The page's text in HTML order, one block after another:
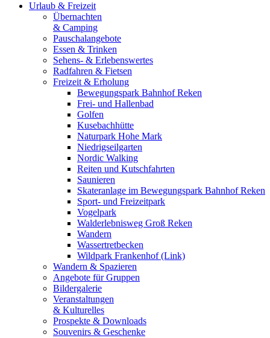
Urlaub & Freizeit
Übernachten
& Camping
Pauschalangebote
Essen & Trinken
Sehens- & Erlebenswertes
Radfahren & Fietsen
Freizeit & Erholung
Bewegungspark Bahnhof Reken
Frei- und Hallenbad
Golfen
Kusebachhütte
Naturpark Hohe Mark
Niedrigseilgarten
Nordic Walking
Reiten und Kutschfahrten
Saunieren
Skateranlage im Bewegungspark Bahnhof Reken
Sport- und Freizeitpark
Vogelpark
Walderlebnisweg Groß Reken
Wandern
Wassertretbecken
Wildpark Frankenhof (Link)
Wandern & Spazieren
Angebote für Gruppen
Bildergalerie
Veranstaltungen
& Kulturelles
Prospekte & Downloads
Souvenirs & Geschenke